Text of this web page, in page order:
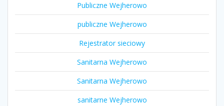
Publiczne Wejherowo
publiczne Wejherowo
Rejestrator sieciowy
Sanitarna Wejherowo
Sanitarna Wejherowo
sanitarne Wejherowo